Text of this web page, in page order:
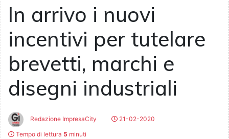
In arrivo i nuovi
incentivi per tutelare
brevetti, marchi e
disegni industriali
Redazione ImpresaCity
21-02-2020
Tempo di lettura 5 minuti